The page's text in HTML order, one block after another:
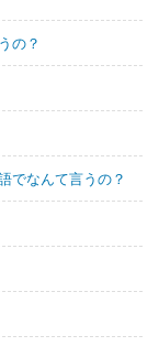
の？
でなんて言うの？